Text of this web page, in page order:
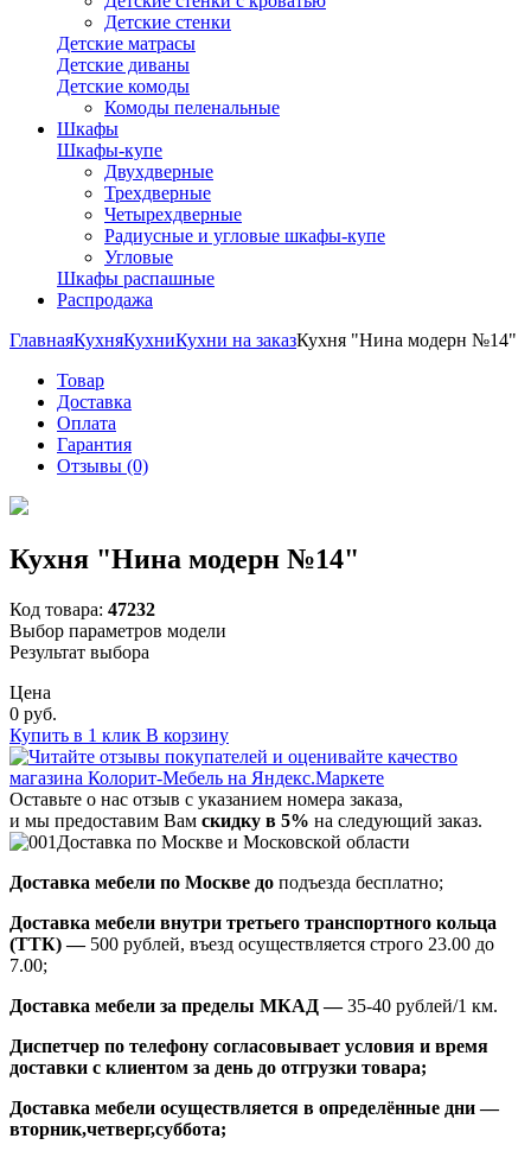
Детские стенки
Детские матрасы
Детские диваны
Детские комоды
Комоды пеленальные
Шкафы
Шкафы-купе
Двухдверные
Трехдверные
Четырехдверные
Радиусные и угловые шкафы-купе
Угловые
Шкафы распашные
Распродажа
ГлавнаяКухняКухниКухни на заказКухня "Нина модерн №14"
Товар
Доставка
Оплата
Гарантия
Отзывы (0)
Кухня "Нина модерн №14"
Код товара: 47232
Выбор параметров модели
Результат выбора
Цена
0 руб.
Купить в 1 клик В корзину
Оставьте о нас отзыв с указанием номера заказа,
и мы предоставим Вам скидку в 5% на следующий заказ.
Доставка по Москве и Московской области
Доставка мебели по Москве до подъезда бесплатно;
Доставка мебели внутри третьего транспортного кольца
(ТТК) —500 рублей, въезд осуществляется строго 23.00 до
7.00;
Доставка мебели за пределы МКАД —35-40 рублей/1 км.
Диспетчер по телефону согласовывает условия и время
доставки с клиентом за день до отгрузки товара;
Доставка мебели осуществляется в определённые дни —
вторник,четверг,суббота;